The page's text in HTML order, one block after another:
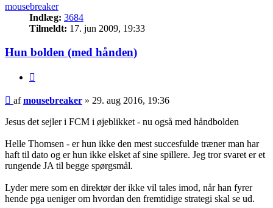
mousebreaker
Indlæg: 3684
Tilmeldt: 17. jun 2009, 19:33
Hun bolden (med hånden)
Indlæg
afmousebreaker » 29. aug 2016, 19:36
Jesus det sejler i FCM i øjeblikket - nu også med håndbolden
Helle Thomsen - er hun ikke den mest succesfulde træner man har
haft til dato og er hun ikke elsket af sine spillere. Jeg tror svaret er et
rungende JA til begge spørgsmål.
Lyder mere som en direktør der ikke vil tales imod, når han fyrer
hende pga ueniger om hvordan den fremtidige strategi skal se ud.